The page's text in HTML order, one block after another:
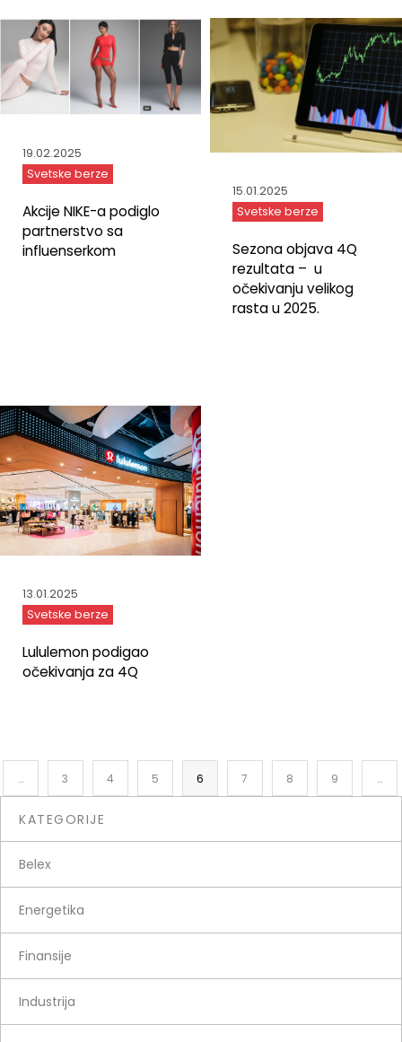
19.02.2025
Svetske berze
Akcije NIKE-a podiglo
partnerstvo sa
influenserkom
15.01.2025
Svetske berze
Sezona objava 4Q
rezultata – u
očekivanju velikog
rasta u 2025.
13.01.2025
Svetske berze
Lululemon podigao
očekivanja za 4Q
… 3 4 5 6 7 8 9 …
KATEGORIJE
Belex
Energetika
Finansije
Industrija